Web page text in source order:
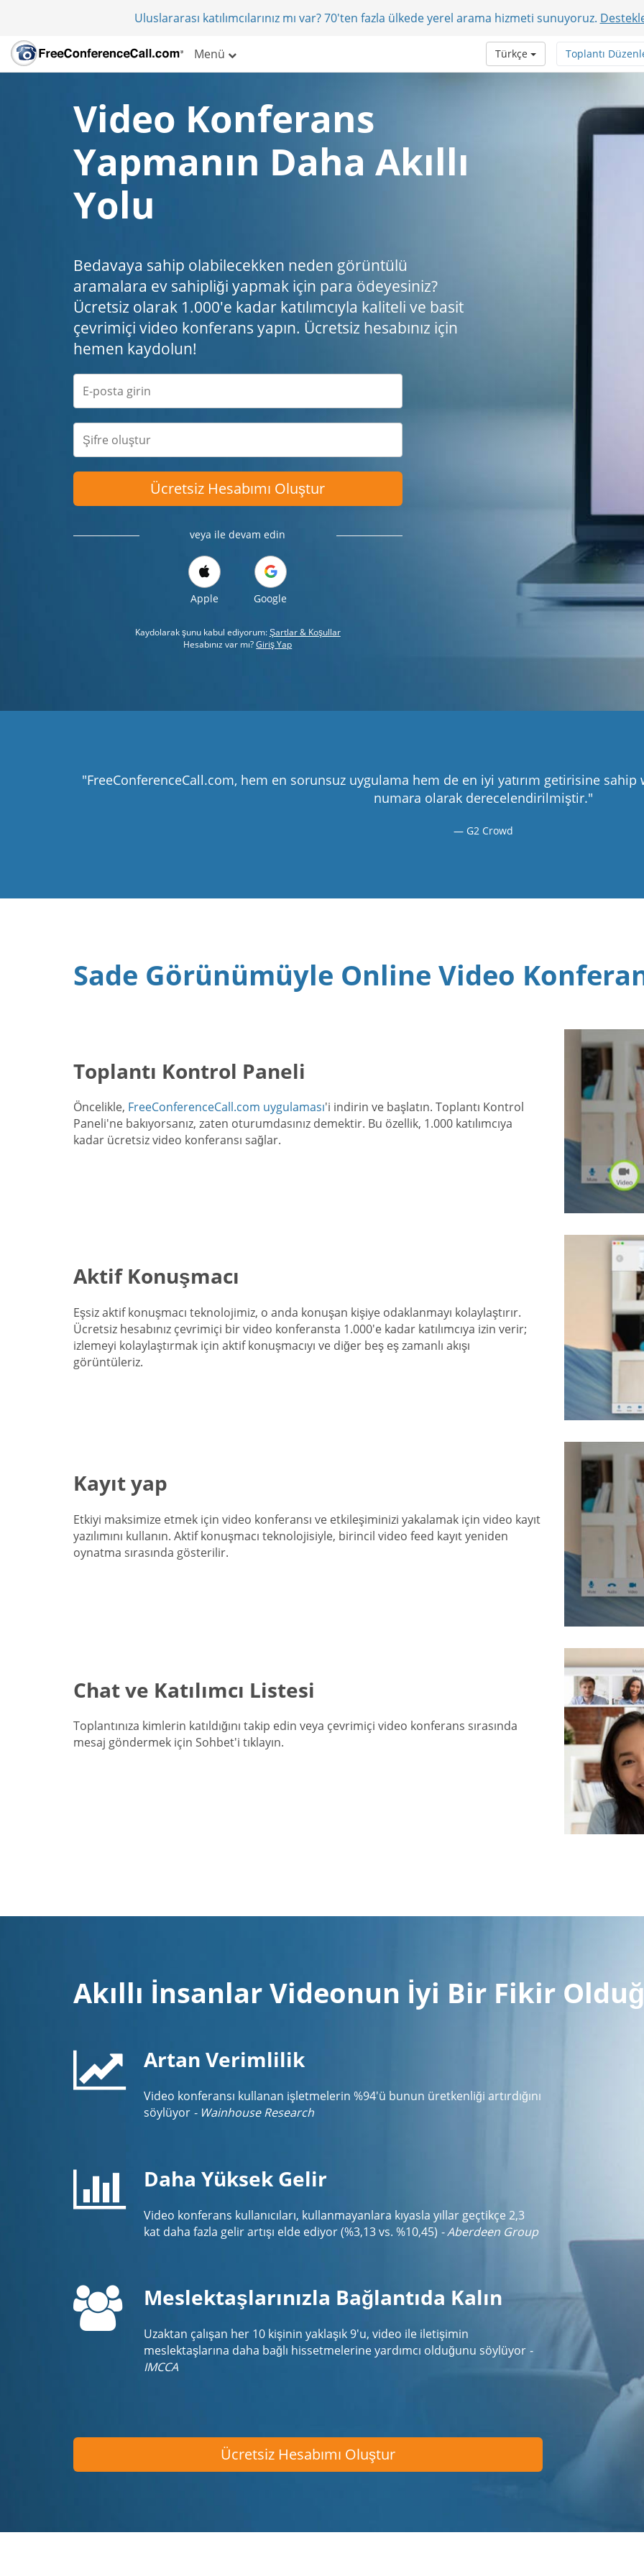
Uluslararası katılımcılarınız mı var? 70'ten fazla ülkede yerel arama hizmeti sunuyoruz.
Menü Toplantı
Türkçe
Video Konferans
Yapmanın Daha Akıllı
Yolu
Bedavaya sahip olabilecekken neden görüntülü
aramalara ev sahipliği yapmak için para ödeyesiniz?
Ücretsiz olarak 1.000'e kadar katılımcıyla kaliteli ve basit
çevrimiçi video konferans yapın. Ücretsiz hesabınız için
hemen kaydolun!
Ücretsiz Hesabımı Oluştur
veya ile devam edin
Apple Google
Kaydolarak şunu kabul ediyorum:Şartlar & Koşullar
Hesabınız var mı?Giriş Yap
"FreeConferenceCall.com, hem en sorunsuz uygulama hem de en iyi yatırım getirisine sahip
numara olarak derecelendirilmiştir."
G2 Crowd
Sade Görünümüyle Online Video
Toplantı Kontrol Paneli
Öncelikle, FreeConferenceCall.com uygulaması'i indirin ve başlatın. Toplantı Kontrol
Paneli'ne bakıyorsanız, zaten oturumdasınız demektir. Bu özellik, 1.000 katılımcıya
kadar ücretsiz video konferansı sağlar.
Aktif Konuşmacı
Eşsiz aktif konuşmacı teknolojimiz, o anda konuşan kişiye odaklanmayı kolaylaştırır.
Ücretsiz hesabınız çevrimiçi bir video konferansta 1.000'e kadar katılımcıya izin verir;
izlemeyi kolaylaştırmak için aktif konuşmacıyı ve diğer beş eş zamanlı akışı
görüntüleriz.
Kayıt yap
Etkiyi maksimize etmek için video konferansı ve etkileşiminizi yakalamak için video kayıt
yazılımını kullanın. Aktif konuşmacı teknolojisiyle, birincil video feed kayıt yeniden
oynatma sırasında gösterilir.
Chat ve Katılımcı Listesi
Toplantınıza kimlerin katıldığını takip edin veya çevrimiçi video konferans sırasında
mesaj göndermek için Sohbet'i tıklayın.
Akıllı İnsanlar Videonun İyi Bir Fikir
Artan Verimlilik
Video konferansı kullanan işletmelerin %94'ü bunun üretkenliği artırdığını
söylüyor - Wainhouse Research
Daha Yüksek Gelir
Video konferans kullanıcıları, kullanmayanlara kıyasla yıllar geçtikçe 2,3
kat daha fazla gelir artışı elde ediyor (%3,13 vs. %10,45) - Aberdeen Group
Meslektaşlarınızla Bağlantıda Kalın
Uzaktan çalışan her 10 kişinin yaklaşık 9'u, video ile iletişimin
meslektaşlarına daha bağlı hissetmelerine yardımcı olduğunu söylüyor -
IMCCA
Ücretsiz Hesabımı Oluştur